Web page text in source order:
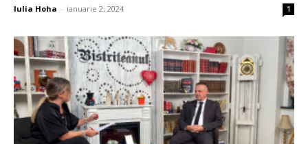
Iulia Hoha - ianuarie 2, 2024 1